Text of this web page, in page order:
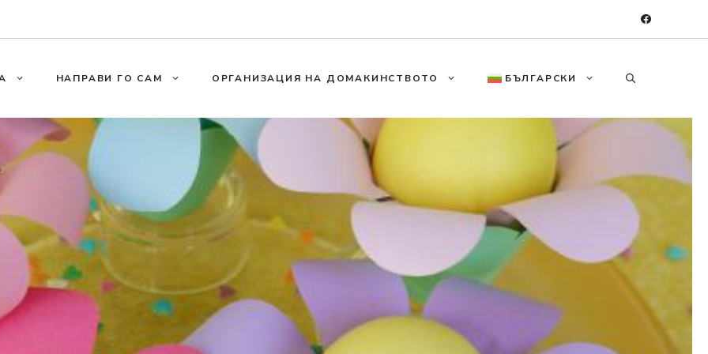
НАПРАВИ ГО САМ ОРГАНИЗАЦИЯ НА ДОМАКИНСТВОТО БЪЛГАРСКИ